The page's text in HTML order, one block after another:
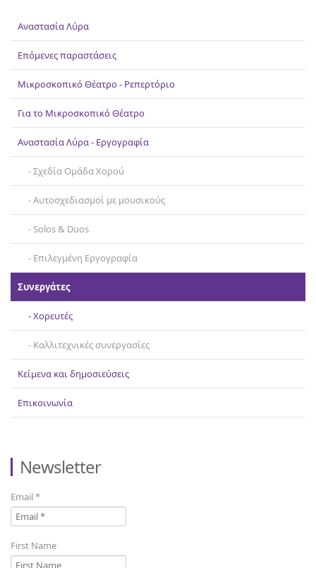
Αναστασία Λύρα
Επικοινωνία
Αναστασία Λύρα
Επόμενες παραστάσεις
Μικροσκοπικό Θέατρο - Ρεπερτόριο
Για το Μικροσκοπικό Θέατρο
Αναστασία Λύρα - Εργογραφία
Σχεδία Ομάδα Χορού
Αυτοσχεδιασμοί με μουσικούς
Solos & Duos
Επιλεγμένη Εργογραφία
Συνεργάτες
Χορευτές
Καλλιτεχνικές συνεργασίες
Κείμενα και δημοσιεύσεις
Επικοινωνία
Newsletter
Email*
First Name